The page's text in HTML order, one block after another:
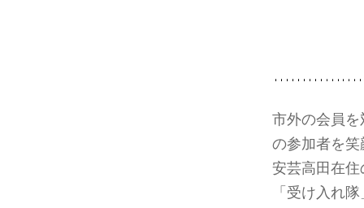
市外の会員
の参加者を
安芸高田在
「受け入れ